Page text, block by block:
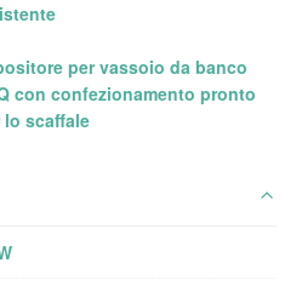
per vassoio da banco
con confezionamento pronto
lo scaffale